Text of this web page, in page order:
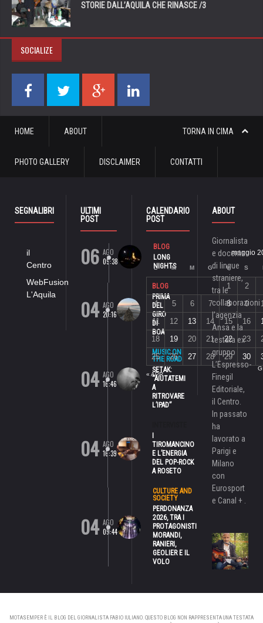
STORIE DALL’AQUILA CHE RINASCE /3
SOCIALIZE
TORNA IN CIMA
HOME ABOUT
PHOTO GALLERY DISCLAIMER CONTATTI
SEGNALIBRI
il
Centro
WebFusion
L'Aquila
ULTIMI
POST
06 AGO
09:38
BLOG
LONG
NIGHTS
04 AGO
20:16
BLOG
PRIMA
DEL
GIRO
DI
BOA
04 AGO
16:46
MUSIC ON
THE ROAD
SETAK:
“AIUTATEMI
A
RITROVARE
L’IPAD”
04 AGO
16:39
TIROMANCINO
E L’ENERGIA
DEL POP-ROCK
A ROSETO
04 AGO
09:44
CULTURE AND
SOCIETY
PERDONANZA
2026, TRA I
PROTAGONISTI
MORANDI,
RANIERI,
GEOLIER E IL
VOLO
CALENDARIO
POST
maggio
L M M G V S
« APR
1 2
4
5 6 7 8 9
11
12 13 14 15 16
18
19 20 21 22 23
25
26 27 28 29 30
ABOUT
Giornalista
e docente
di lingue
straniere,
tra le
collaborazioni
l’agenzia
Ansa e la
testata ex
gruppo
L’Espresso-
Finegil
Editoriale,
il Centro.
In passato
ha
lavorato a
Parigi e
Milano
con
Eurosport
e Canal + .
MOTASEMPER È IL BLOG DEL GIORNALISTA FABIO IULIANO. QUESTO BLOG NON RAPPRESENTA UNA TESTATA